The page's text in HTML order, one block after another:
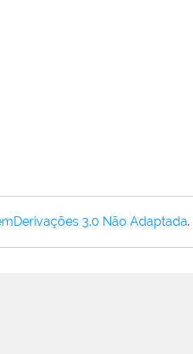
3.0 Não Adaptada.